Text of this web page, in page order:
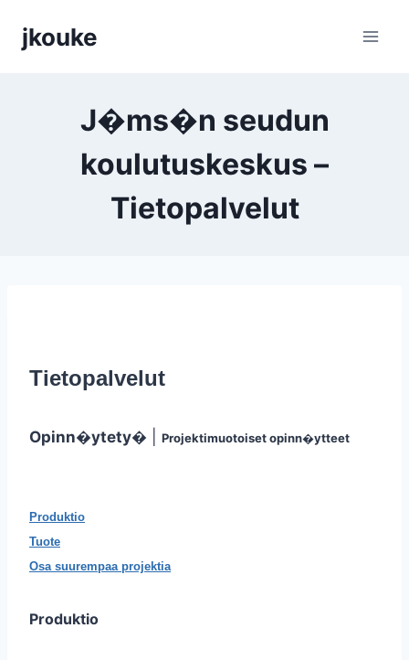
sisältöön
jkouke
J�ms�n seudun
koulutuskeskus –
Tietopalvelut
Tietopalvelut
Opinn�ytety� Projektimuotoiset opinn�ytteet
Produktio
Tuote
Osa suurempaa projektia
Produktio